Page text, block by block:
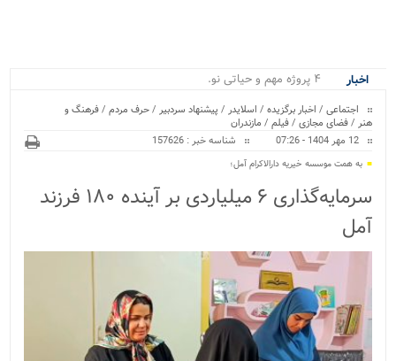
اخبار
۴ پروژه مهم و حیاتی نور و محمو.
اجتماعی / اخبار برگزیده / اسلایدر / پیشنهاد سردبیر /حرف مردم /فرهنگ و
هنر /فضای مجازی /فیلم / مازندران
12 مهر 1404 - 07:26
شناسه خبر : 157626
به همت موسسه خیریه دارالاکرام آمل؛
سرمایه‌گذاری ۶ میلیاردی بر آینده ۱۸۰ فرزند
آمل